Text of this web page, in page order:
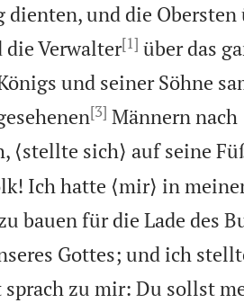
und die Obersten
die Verwalter[1] über das
und seiner Söhne
[3] Männern nach
⟨stellte sich⟩ auf seine
Ich hatte ⟨mir⟩ in
bauen für die Lade des
Gottes; und ich
sprach zu mir: Du sollst